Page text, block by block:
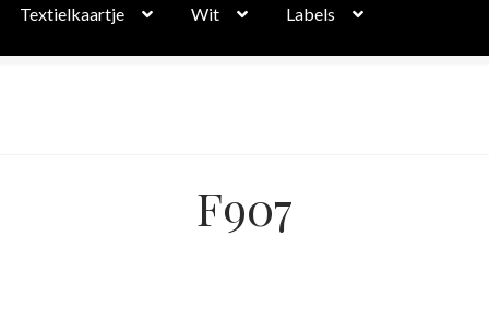
Textielkaartje Wit Labels
F907